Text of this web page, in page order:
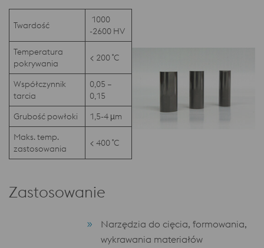
Twardość
1000
-2600 HV
Temperatura
pokrywania
< 200 ˚C
Współczynnik
tarcia
0,05 –
0,15
Grubość powłoki
1,5-4 µm
Maks. temp.
zastosowania
< 400 ˚C
Zastosowanie
Narzędzia do cięcia, formowania,
wykrawania materiałów